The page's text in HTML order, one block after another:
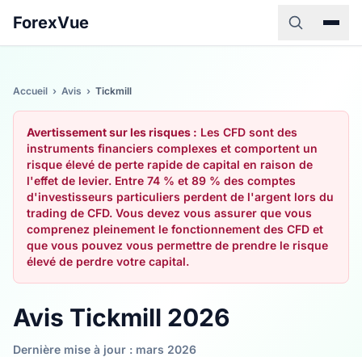
ForexVue
Accueil › Avis › Tickmill
Avertissement sur les risques : Les CFD sont des
instruments financiers complexes et comportent un
risque élevé de perte rapide de capital en raison de
l'effet de levier. Entre 74 % et 89 % des comptes
d'investisseurs particuliers perdent de l'argent lors du
trading de CFD. Vous devez vous assurer que vous
comprenez pleinement le fonctionnement des CFD et
que vous pouvez vous permettre de prendre le risque
élevé de perdre votre capital.
Avis Tickmill 2026
Dernière mise à jour : mars 2026